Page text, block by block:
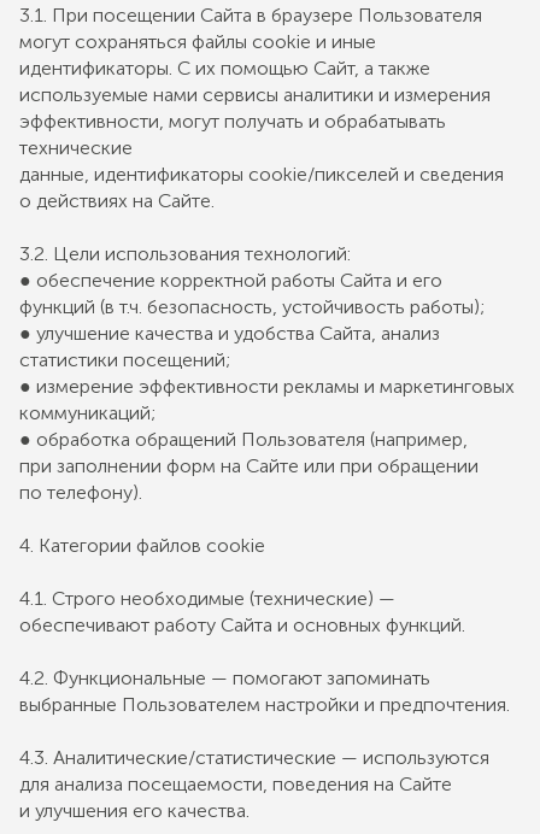
3.1. При посещении Сайта в браузере Пользователя
могут сохраняться файлы cookie и иные
идентификаторы. С их помощью Сайт, а также
используемые нами сервисы аналитики и измерения
эффективности, могут получать и обрабатывать
технические
данные, идентификаторы cookie/пикселей и сведения
о действиях на Сайте.
3.2. Цели использования технологий:
● обеспечение корректной работы Сайта и его
функций (в т.ч. безопасность, устойчивость работы);
● улучшение качества и удобства Сайта, анализ
статистики посещений;
● измерение эффективности рекламы и маркетинговых
коммуникаций;
● обработка обращений Пользователя (например,
при заполнении форм на Сайте или при обращении
по телефону).
4. Категории файлов cookie
4.1. Строго необходимые (технические) —
обеспечивают работу Сайта и основных функций.
4.2. Функциональные — помогают запоминать
выбранные Пользователем настройки и предпочтения.
4.3. Аналитические/статистические — используются
для анализа посещаемости, поведения на Сайте
и улучшения его качества.